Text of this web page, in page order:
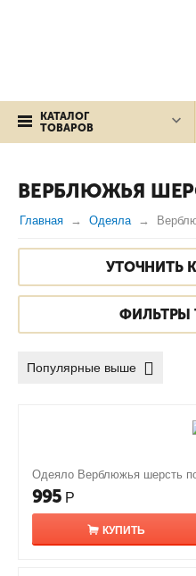
КАТАЛОГ
ТОВАРОВ
ВЕРБЛЮЖЬЯ
Главная Одеяла
УТОЧНИТЬ
ФИЛЬТРЫ
Популярные выше
Одеяло Верблюжья шерсть
995 Р
КУПИТЬ